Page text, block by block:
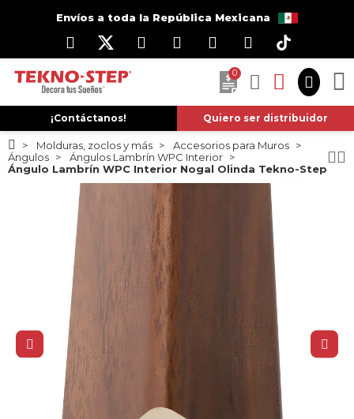
Envíos a toda la República Mexicana
0
¡Contáctanos! Quiero ser distribuidor
Molduras, zoclos y más
Accesorios para Muros
Ángulos
Ángulos Lambrín WPC Interior
Ángulo Lambrín WPC Interior Nogal Olinda Tekno-Step